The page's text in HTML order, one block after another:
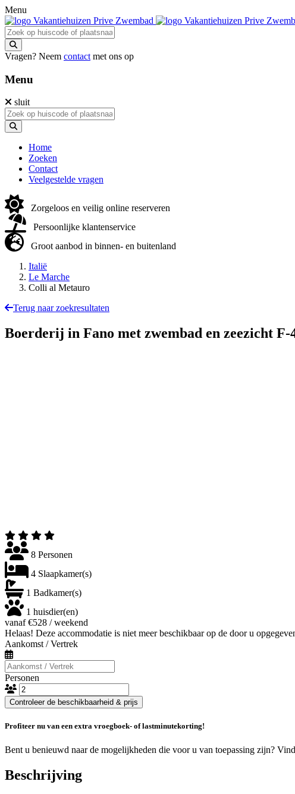
Menu
Vragen? Neem contact met ons op
Menu
sluit
Home
Zoeken
Contact
Veelgestelde vragen
Zorgeloos en veilig online reserveren
Persoonlijke klantenservice
Groot aanbod in binnen- en buitenland
Italië
Le Marche
Colli al Metauro
Terug naar zoekresultaten
Boerderij in Fano met zwembad en zeezicht F-
8 Personen
4 Slaapkamer(s)
1 Badkamer(s)
1 huisdier(en)
vanaf €528 / weekend
Helaas! Deze accommodatie is niet meer beschikbaar op de door u
Aankomst / Vertrek
Personen
Controleer de beschikbaarheid & prijs
Profiteer nu van een extra vroegboek- of lastminutekorting!
Bent u benieuwd naar de mogelijkheden die voor u van toepassing zijn?
Beschrijving